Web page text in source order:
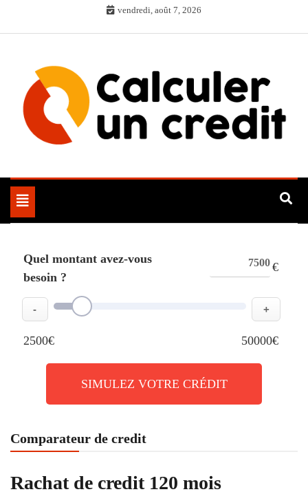
vendredi, août 7, 2026
Toggle
navigation
Quel montant avez-vous
besoin ?
€
- +
2500€ 50000€
SIMULEZ VOTRE CRÉDIT
Comparateur de credit
Rachat de credit 120 mois